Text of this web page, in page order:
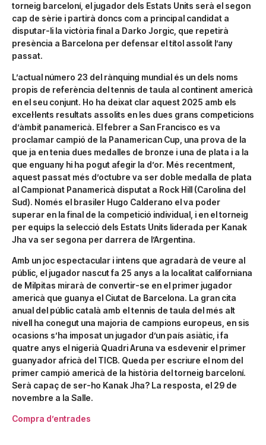
torneig barceloní, el jugador dels Estats Units serà el segon
cap de sèrie i partirà doncs com a principal candidat a
disputar-li la victòria final a Darko Jorgic, que repetirà
presència a Barcelona per defensar el títol assolit l’any
passat.
L’actual número 23 del rànquing mundial és un dels noms
propis de referència del tennis de taula al continent americà
en el seu conjunt. Ho ha deixat clar aquest 2025 amb els
excel·lents resultats assolits en les dues grans competicions
d’àmbit panamericà. El febrer a San Francisco es va
proclamar campió de la Panamerican Cup, una prova de la
que ja en tenia dues medalles de bronze i una de plata i a la
que enguany hi ha pogut afegir la d’or. Més recentment,
aquest passat més d’octubre va ser doble medalla de plata
al Campionat Panamericà disputat a Rock Hill (Carolina del
Sud). Només el brasiler Hugo Calderano el va poder
superar en la final de la competició individual, i en el torneig
per equips la selecció dels Estats Units liderada per Kanak
Jha va ser segona per darrera de l’Argentina.
Amb un joc espectacular i intens que agradarà de veure al
públic, el jugador nascut fa 25 anys a la localitat californiana
de Milpitas mirarà de convertir-se en el primer jugador
americà que guanya el Ciutat de Barcelona. La gran cita
anual del públic català amb el tennis de taula del més alt
nivell ha conegut una majoria de campions europeus, en sis
ocasions s’ha imposat un jugador d’un país asiàtic, i fa
quatre anys el nigerià Quadri Aruna va esdevenir el primer
guanyador africà del TICB. Queda per escriure el nom del
primer campió americà de la història del torneig barceloní.
Serà capaç de ser-ho Kanak Jha? La resposta, el 29 de
novembre a la Salle.
Compra d’entrades